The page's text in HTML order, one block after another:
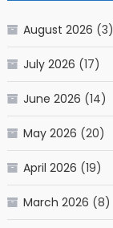
August 2026 (3)
July 2026 (17)
June 2026 (14)
May 2026 (20)
April 2026 (19)
March 2026 (8)